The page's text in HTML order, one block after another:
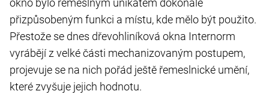
okno bylo řemeslným unikátem dokonale
přizpůsobeným funkci a místu, kde mělo být použito.
Přestože se dnes dřevohliníková okna Internorm
vyrábějí z velké části mechanizovaným postupem,
projevuje se na nich pořád ještě řemeslnické umění,
které zvyšuje jejich hodnotu.